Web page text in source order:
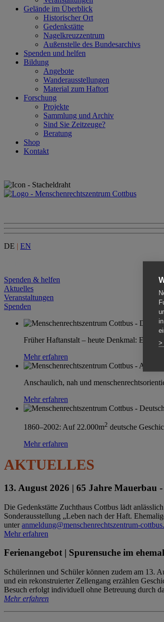
Gelände im Überblick
Historischer Ort
Gedenkstätte
Nagelkreuzzentrum
Außenstelle des Bundesarchivs
Spenden und helfen
Bildung
Angebote
Wanderausstellungen
Material zum Haftort
Forschung
Projekte
Sammlung und Archiv
Sind Sie Zeitzeuge?
Beratung
Shop
Kontakt
DE | EN
Spenden & helfen
Aktuelles
Veranstaltungen
Spenden
Früher Haftanstalt – heute Denkmal: Einen
Mehr erfahren
Anschaulich, nah und
Mehr erfahren
1860–2002: Auf 22.000m2 deutsche
Mehr erfahren
AKTUELLES
13. August 2026 | 65 Jahre Mauerbau
Die Gedenkstätte Zuchthaus Cottbus lädt
Sonderausstellung „Leben nach der Haft.
unteranmeldung@menschenrechtszentrum-
Mehr erfahren
Ferienangebot | Spurensuche im
Schülerinnen und Schüler können zudem am 13.
und ein rekonstruierter Zellengang erzählen
Besuch erfolgt individuell ohne Betreuung durch
Mehr erfahren
>